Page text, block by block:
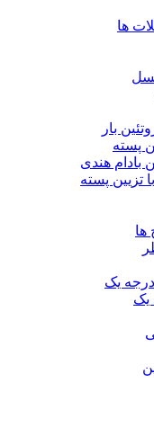
ها
بار
پسته
بادام هندی
تزیین پسته
ها
یک
یک